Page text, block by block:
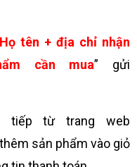
Họ tên + địa chỉ nhận
cần mua” gửi
tiếp từ trang web
sản phẩm vào giỏ